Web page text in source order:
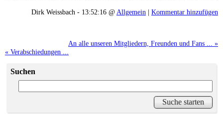
Dirk Weissbach - 13:52:16 @ Allgemein | Kommentar hinzufügen
An alle unseren Mitgliedern, Freunden und Fans ... »
« Verabschiedungen ...
Suchen